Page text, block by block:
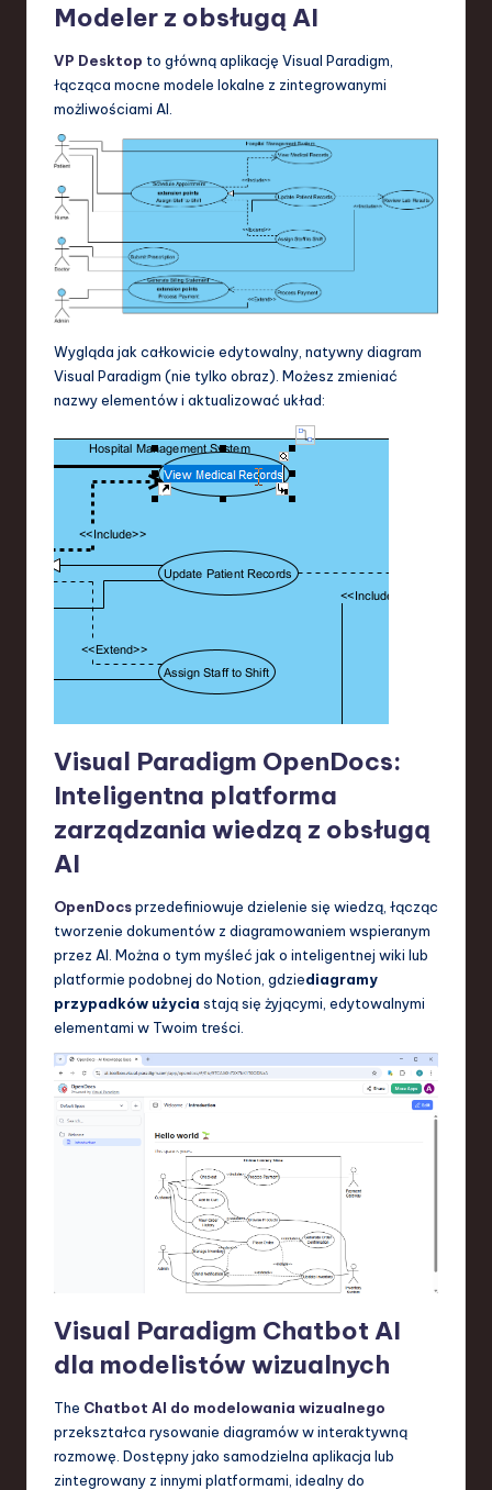
Modeler z obsługą AI
VP Desktop to główną aplikację Visual Paradigm,
łącząca mocne modele lokalne z zintegrowanymi
możliwościami AI.
Wygląda jak całkowicie edytowalny, natywny diagram
Visual Paradigm (nie tylko obraz). Możesz zmieniać
nazwy elementów i aktualizować układ:
Visual Paradigm OpenDocs:
Inteligentna platforma
zarządzania wiedzą z obsługą
AI
OpenDocsprzedefiniowuje dzielenie się wiedzą, łącząc
tworzenie dokumentów z diagramowaniem wspieranym
przez AI. Można o tym myśleć jak o inteligentnej wiki lub
platformie podobnej do Notion, gdziediagramy
przypadków użycia stają się żyjącymi, edytowalnymi
elementami w Twoim treści.
Visual Paradigm Chatbot AI
dla modelistów wizualnych
The Chatbot AI do modelowania wizualnego
przekształca rysowanie diagramów w interaktywną
rozmowę. Dostępny jako samodzielna aplikacja lub
zintegrowany z innymi platformami, idealny do